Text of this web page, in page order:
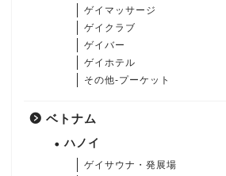
ゲイマッサージ
ゲイクラブ
ゲイバー
ゲイホテル
その他-プーケット
ベトナム
ハノイ
ゲイサウナ・発展場